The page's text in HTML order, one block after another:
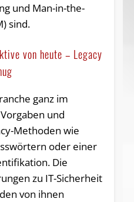
und Man-in-the-
sind.
von heute – Legacy
ganz im
und
Methoden wie
oder einer
Die
zu IT-Sicherheit
von ihnen